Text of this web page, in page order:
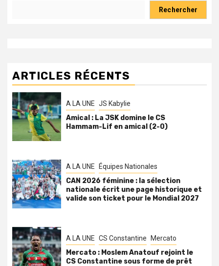
Rechercher
ARTICLES RÉCENTS
A LA UNE JS Kabylie
Amical : La JSK domine le CS
Hammam-Lif en amical (2-0)
A LA UNE Équipes Nationales
CAN 2026 féminine : la sélection
nationale écrit une page historique et
valide son ticket pour le Mondial 2027
A LA UNE CS Constantine Mercato
Mercato : Moslem Anatouf rejoint le
CS Constantine sous forme de prêt